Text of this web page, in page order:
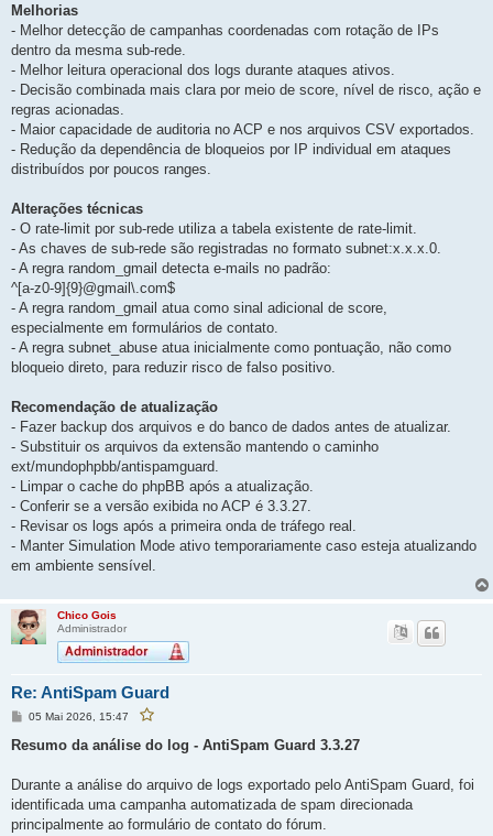
Melhorias
- Melhor detecção de campanhas coordenadas com rotação de IPs
dentro da mesma sub-rede.
- Melhor leitura operacional dos logs durante ataques ativos.
- Decisão combinada mais clara por meio de score, nível de risco, ação e
regras acionadas.
- Maior capacidade de auditoria no ACP e nos arquivos CSV exportados.
- Redução da dependência de bloqueios por IP individual em ataques
distribuídos por poucos ranges.
Alterações técnicas
- O rate-limit por sub-rede utiliza a tabela existente de rate-limit.
- As chaves de sub-rede são registradas no formato subnet:x.x.x.0.
- A regra random_gmail detecta e-mails no padrão:
^[a-z0-9]{9}@gmail\.com$
- A regra random_gmail atua como sinal adicional de score,
especialmente em formulários de contato.
- A regra subnet_abuse atua inicialmente como pontuação, não como
bloqueio direto, para reduzir risco de falso positivo.
Recomendação de atualização
- Fazer backup dos arquivos e do banco de dados antes de atualizar.
- Substituir os arquivos da extensão mantendo o caminho
ext/mundophpbb/antispamguard.
- Limpar o cache do phpBB após a atualização.
- Conferir se a versão exibida no ACP é 3.3.27.
- Revisar os logs após a primeira onda de tráfego real.
- Manter Simulation Mode ativo temporariamente caso esteja atualizando
em ambiente sensível.
Chico Gois
Administrador
Re: AntiSpam Guard
M
n
g
m
05 Mai 2026, 15:47
F
v
o
t
r
s
Resumo da análise do log - AntiSpam Guard 3.3.27
Durante a análise do arquivo de logs exportado pelo AntiSpam Guard, foi
identificada uma campanha automatizada de spam direcionada
principalmente ao formulário de contato do fórum.